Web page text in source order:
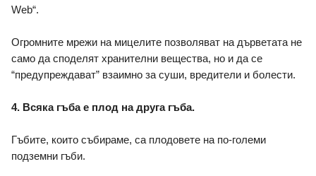
Web“.
Огромните мрежи на мицелите позволяват на дърветата не
само да споделят хранителни вещества, но и да се
“предупреждават” взаимно за суши, вредители и болести.
4. Всяка гъба е плод на друга гъба.
Гъбите, които събираме, са плодовете на по-големи
подземни гъби.